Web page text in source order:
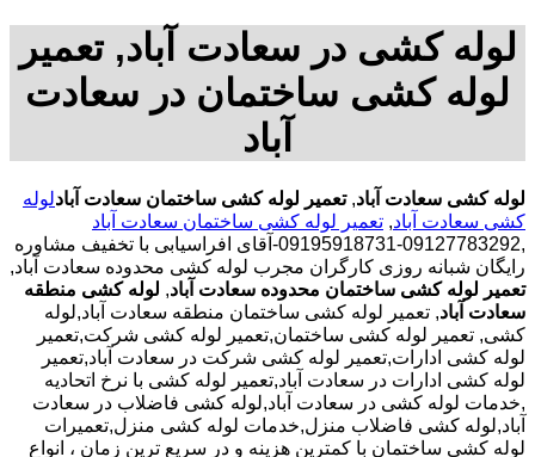
لوله کشی در سعادت آباد, تعمیر
لوله کشی ساختمان در سعادت
آباد
لوله کشی سعادت آباد,تعمیر لوله کشی ساختمان سعادت آبادلوله
کشی سعادت آباد, تعمیر لوله کشی ساختمان سعادت آباد
,09127783292-09195918731-آقای افراسیابی با تخفیف مشاوره
رایگان شبانه روزی کارگران مجرب لوله کشی محدوده سعادت آباد,
تعمیر لوله کشی ساختمان محدوده سعادت آباد, لوله کشی منطقه
سعادت آباد, تعمیر لوله کشی ساختمان منطقه سعادت آباد,لوله
کشی, تعمیر لوله کشی ساختمان,تعمیر لوله کشی شرکت,تعمیر
لوله کشی ادارات,تعمیر لوله کشی شرکت در سعادت آباد,تعمیر
لوله کشی ادارات در سعادت آباد,تعمیر لوله کشی با نرخ اتحادیه
,خدمات لوله کشی در سعادت آباد,لوله کشی فاضلاب در سعادت
آباد,لوله کشی فاضلاب منزل,خدمات لوله کشی منزل,تعمیرات
لوله کشی ساختمان با کمترین هزینه و در سریع ترین زمان ، انواع